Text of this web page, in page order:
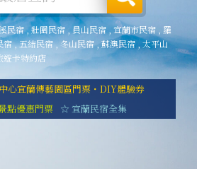
民宿,壯圍民宿 員山民宿 宜蘭市民宿
羅
宿,五結民宿,冬山民宿,蘇澳民宿, 太平山
遊卡特約店
心宜蘭傳藝園區門票・DIY體驗券
點優惠門票
☆ 宜蘭民宿全集